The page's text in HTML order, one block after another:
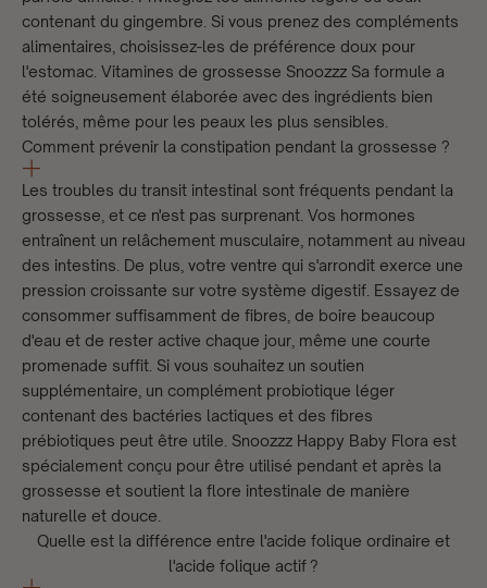
contenant du gingembre. Si vous prenez des compléments
alimentaires, choisissez-les de préférence doux pour
l'estomac. Vitamines de grossesse Snoozzz Sa formule a
été soigneusement élaborée avec des ingrédients bien
tolérés, même pour les peaux les plus sensibles.
Comment prévenir la constipation pendant la grossesse ?
Les troubles du transit intestinal sont fréquents pendant la
grossesse, et ce n'est pas surprenant. Vos hormones
entraînent un relâchement musculaire, notamment au niveau
des intestins. De plus, votre ventre qui s'arrondit exerce une
pression croissante sur votre système digestif. Essayez de
consommer suffisamment de fibres, de boire beaucoup
d'eau et de rester active chaque jour, même une courte
promenade suffit. Si vous souhaitez un soutien
supplémentaire, un complément probiotique léger
contenant des bactéries lactiques et des fibres
prébiotiques peut être utile. Snoozzz Happy Baby Flora est
spécialement conçu pour être utilisé pendant et après la
grossesse et soutient la flore intestinale de manière
naturelle et douce.
Quelle est la différence entre l'acide folique ordinaire et
l'acide folique actif ?